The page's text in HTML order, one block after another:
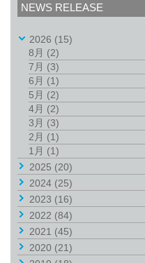
NEWS RELEASE
2026 (15)
8月 (2)
7月 (3)
6月 (1)
5月 (2)
4月 (2)
3月 (3)
2月 (1)
1月 (1)
2025 (20)
2024 (25)
2023 (16)
2022 (84)
2021 (45)
2020 (21)